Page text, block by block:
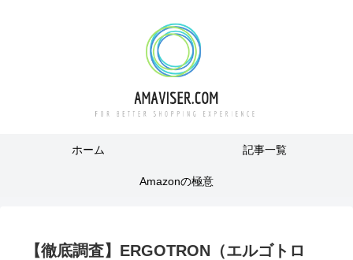
ホーム 記事一覧
Amazonの極意
【徹底調査】ERGOTRON（エルゴトロ